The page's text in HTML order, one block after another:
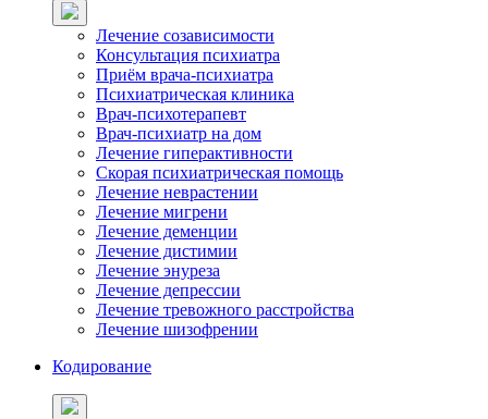
Лечение созависимости
Консультация психиатра
Приём врача-психиатра
Психиатрическая клиника
Врач-психотерапевт
Врач-психиатр на дом
Лечение гиперактивности
Скорая психиатрическая помощь
Лечение неврастении
Лечение мигрени
Лечение деменции
Лечение дистимии
Лечение энуреза
Лечение депрессии
Лечение тревожного расстройства
Лечение шизофрении
Кодирование